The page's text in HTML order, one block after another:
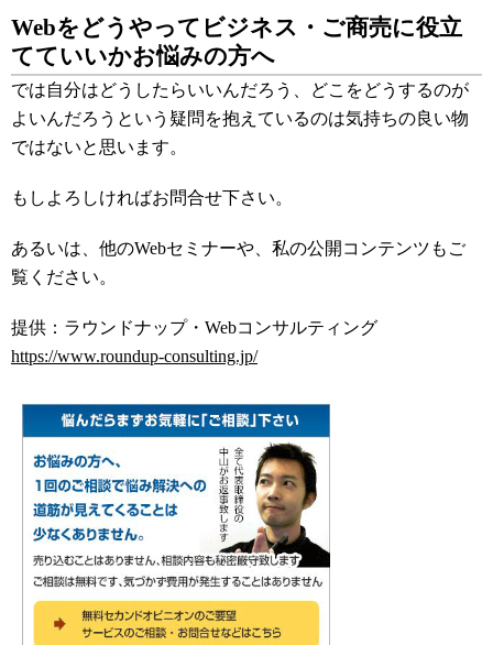
Webをどうやってビジネス・ご商売に役立
てていいかお悩みの方へ
では自分はどうしたらいいんだろう、どこをどうするのが
よいんだろうという疑問を抱えているのは気持ちの良い物
ではないと思います。
もしよろしければお問合せ下さい。
あるいは、他のWebセミナーや、私の公開コンテンツもご
覧ください。
提供：ラウンドナップ・Webコンサルティング
https://www.roundup-consulting.jp/